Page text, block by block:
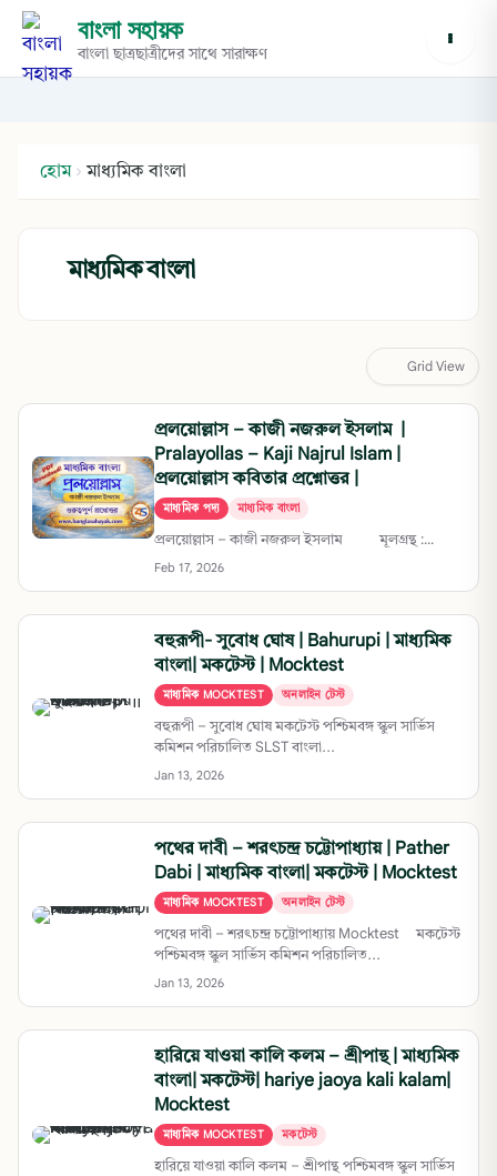
বাংলা সহায়ক
বাংলা ছাত্রছাত্রীদের সাথে সারাক্ষণ
হোম › মাধ্যমিক বাংলা
মাধ্যমিক বাংলা
Grid View
প্রলয়োল্লাস – কাজী নজরুল ইসলাম |
Pralayollas – Kaji Najrul Islam |
প্রলয়োল্লাস কবিতার প্রশ্নোত্তর |
মাধ্যমিক পদ্য মাধ্যমিক বাংলা
প্রলয়োল্লাস – কাজী নজরুল ইসলাম মূলগ্রন্থ :...
Feb 17, 2026
বহুরূপী- সুবোধ ঘোষ | Bahurupi | মাধ্যমিক
বাংলা| মকটেস্ট | Mocktest
মাধ্যমিক MOCKTEST অনলাইন টেস্ট
বহুরূপী – সুবোধ ঘোষ মকটেস্ট পশ্চিমবঙ্গ স্কুল সার্ভিস
কমিশন পরিচালিত SLST বাংলা...
Jan 13, 2026
পথের দাবী – শরৎচন্দ্র চট্টোপাধ্যায় | Pather
Dabi | মাধ্যমিক বাংলা| মকটেস্ট | Mocktest
মাধ্যমিক MOCKTEST অনলাইন টেস্ট
পথের দাবী – শরৎচন্দ্র চট্টোপাধ্যায় Mocktest মকটেস্ট
পশ্চিমবঙ্গ স্কুল সার্ভিস কমিশন পরিচালিত...
Jan 13, 2026
হারিয়ে যাওয়া কালি কলম – শ্রীপান্থ | মাধ্যমিক
বাংলা| মকটেস্ট| hariye jaoya kali kalam|
Mocktest
মাধ্যমিক MOCKTEST মকটেস্ট
হারিয়ে যাওয়া কালি কলম – শ্রীপান্থ পশ্চিমবঙ্গ স্কুল সার্ভিস